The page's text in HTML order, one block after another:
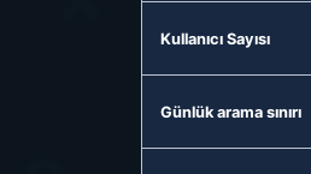
Kullanıcı Sayısı
Günlük arama sınırı